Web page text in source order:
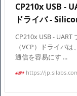
CP210x USB -
ドライバ -
CP210x USB - UART
（VCP）ドライバ
通信を容易にす ...
https://